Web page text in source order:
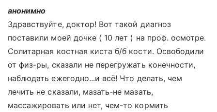
анонимно
Здравствуйте, доктор! Вот такой диагноз
поставили моей дочке ( 10 лет ) на проф. осмотре.
Солитарная костная киста б/б кости. Освободили
от физ-ры, сказали не перегружать конечности,
наблюдать ежегодно...и всё! Что делать, чем
лечить не сказали, мазать-не мазать,
массажировать или нет, чем-то кормить